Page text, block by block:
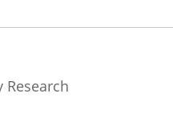
Research